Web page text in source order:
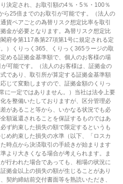
決定され、お取引額の4％・5％・100％
ら25倍までのお取引が可能です。（法人の
貨ペアごとの為替リスク想定比率を取引
金が必要となります。為替リスク想定比
府令第117条第27項第1号に規定される定
）くりっく365、くりっく365ラージの取
める証拠金基準額で、個人のお客様の場
可能です。（法人のお客様は、証拠金の
であり、取引所が算定する証拠金基準額
じて変動しますので、証拠金額のくりっ
に一定ではありません。）当社は法令上要
を整備いたしておりますが、区分管理必
があること等から、いかなる状況でも必
額返還されることを保証するものではあ
ず約束した損失の額で限定するというも
め約束した損失の水準（以下、「ロスカ
時点から決済取引の手続きが始まります
より大きくなる場合が考えられます。ま
行われた場合であっても、相場の状況に
拠金以上の損失の額が生じることがあり
契約締結前交付書面等を熟読いただき、